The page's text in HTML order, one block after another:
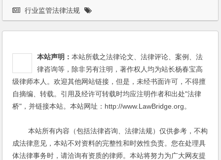
行业监管法律法规
本站声明：本站所载之法律论文、法律评论、案例、法
律咨询等，除非另有注明，著作权人均为站长杨春宝高
级律师本人。欢迎其他网站链接，但是，未经书面许可，不得擅
自摘编、转载。引用及经许可转载时均应注明作者和出处"法律
桥"，并链接本站。本站网址：http://www.LawBridge.org。
本站所有内容（包括法律咨询、法律法规）仅供参考，不构
成法律意见，本站不对资料的完整性和时效性负责。您在处理具
体法律事务时，请洽询有资质的律师。本站将努力为广大网友提